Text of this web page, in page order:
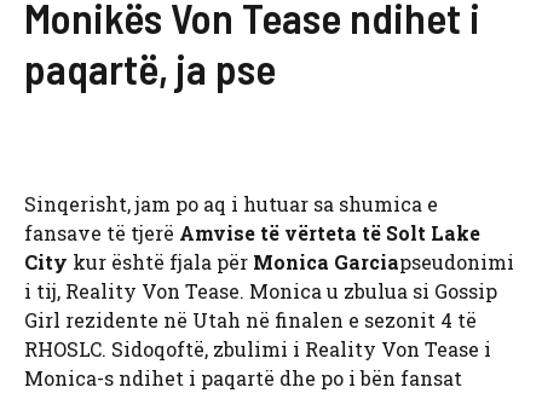
Monikës Von Tease ndihet i
paqartë, ja pse
Sinqerisht, jam po aq i hutuar sa shumica e
fansave të tjerë Amvise të vërteta të Solt Lake
City kur është fjala për Monica Garciapseudonimi
i tij, Reality Von Tease. Monica u zbulua si Gossip
Girl rezidente në Utah në finalen e sezonit 4 të
RHOSLC. Sidoqoftë, zbulimi i Reality Von Tease i
Monica-s ndihet i paqartë dhe po i bën fansat